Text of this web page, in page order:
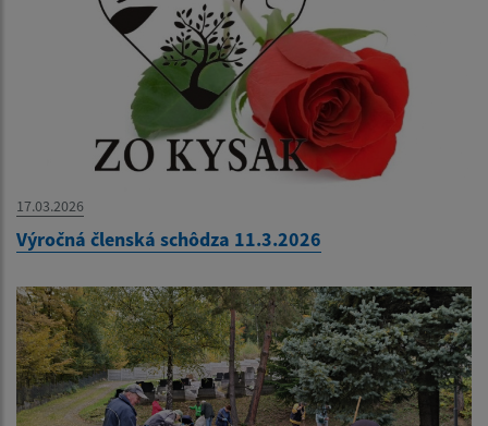
17.03.2026
Výročná členská schôdza 11.3.2026